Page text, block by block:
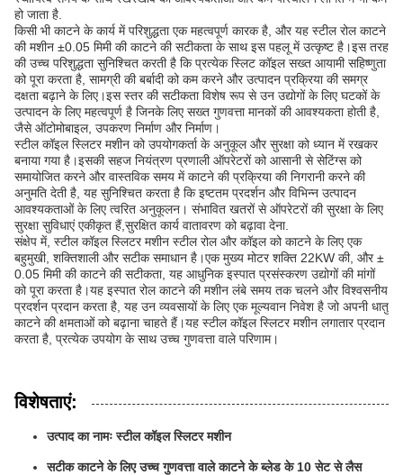
हो जाता है.
किसी भी काटने के कार्य में परिशुद्धता एक महत्वपूर्ण कारक है, और यह स्टील रोल काटने
की मशीन ±0.05 मिमी की काटने की सटीकता के साथ इस पहलू में उत्कृष्ट है।इस तरह
की उच्च परिशुद्धता सुनिश्चित करती है कि प्रत्येक स्लिट कॉइल सख्त आयामी सहिष्णुता
को पूरा करता है, सामग्री की बर्बादी को कम करने और उत्पादन प्रक्रिया की समग्र
दक्षता बढ़ाने के लिए।इस स्तर की सटीकता विशेष रूप से उन उद्योगों के लिए घटकों के
उत्पादन के लिए महत्वपूर्ण है जिनके लिए सख्त गुणवत्ता मानकों की आवश्यकता होती है,
जैसे ऑटोमोबाइल, उपकरण निर्माण और निर्माण।
स्टील कॉइल स्लिटर मशीन को उपयोगकर्ता के अनुकूल और सुरक्षा को ध्यान में रखकर
बनाया गया है।इसकी सहज नियंत्रण प्रणाली ऑपरेटरों को आसानी से सेटिंग्स को
समायोजित करने और वास्तविक समय में काटने की प्रक्रिया की निगरानी करने की
अनुमति देती है, यह सुनिश्चित करता है कि इष्टतम प्रदर्शन और विभिन्न उत्पादन
आवश्यकताओं के लिए त्वरित अनुकूलन। संभावित खतरों से ऑपरेटरों की सुरक्षा के लिए
सुरक्षा सुविधाएं एकीकृत हैं,सुरक्षित कार्य वातावरण को बढ़ावा देना.
संक्षेप में, स्टील कॉइल स्लिटर मशीन स्टील रोल और कॉइल को काटने के लिए एक
बहुमुखी, शक्तिशाली और सटीक समाधान है।एक मुख्य मोटर शक्ति 22KW की, और ±
0.05 मिमी की काटने की सटीकता, यह आधुनिक इस्पात प्रसंस्करण उद्योगों की मांगों
को पूरा करता है।यह इस्पात रोल काटने की मशीन लंबे समय तक चलने और विश्वसनीय
प्रदर्शन प्रदान करता है, यह उन व्यवसायों के लिए एक मूल्यवान निवेश है जो अपनी धातु
काटने की क्षमताओं को बढ़ाना चाहते हैं।यह स्टील कॉइल स्लिटर मशीन लगातार प्रदान
करता है, प्रत्येक उपयोग के साथ उच्च गुणवत्ता वाले परिणाम।
विशेषताएं:
उत्पाद का नामः स्टील कॉइल स्लिटर मशीन
सटीक काटने के लिए उच्च गुणवत्ता वाले काटने के ब्लेड के 10 सेट से लैस